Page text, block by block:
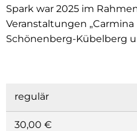
Spark war 2025 im
Veranstaltungen „Carmina
Schönenberg-Kübelberg
regulär
30,00 €